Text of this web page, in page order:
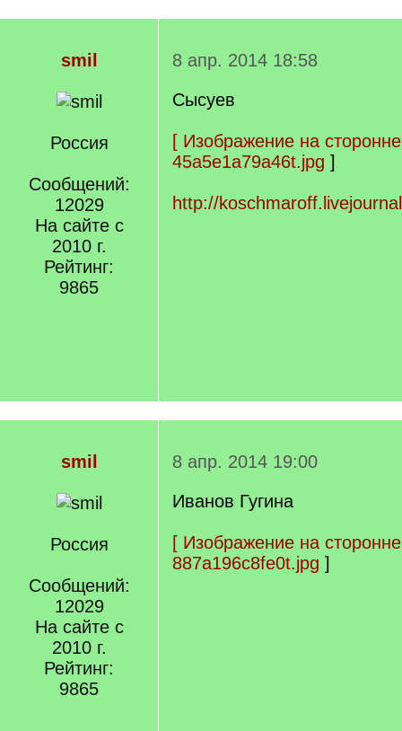
smil
Россия
Сообщений:
12029
На сайте с
2010 г.
Рейтинг:
9865
8 апр. 2014 18:58
Сысуев
[ Изображение на
45a5e1a79a46t.jpg ]
http://
smil
Россия
Сообщений:
12029
На сайте с
2010 г.
Рейтинг:
9865
8 апр. 2014 19:00
Иванов Гугина
[ Изображение на
887a196c8fe0t.jpg ]